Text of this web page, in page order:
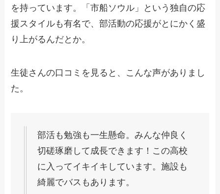
を持っています。「市船ソウル」という独自の応
援スタイルも有名で、部活動の応援がとにかく盛
り上がるんだとか。
生徒さんの口コミを見ると、こんな声がありまし
た。
部活も勉強も一生懸命。みんな仲良く
切磋琢磨して成長できます！この高校
に入ってイキイキしています。施設も
綺麗でバスもあります。